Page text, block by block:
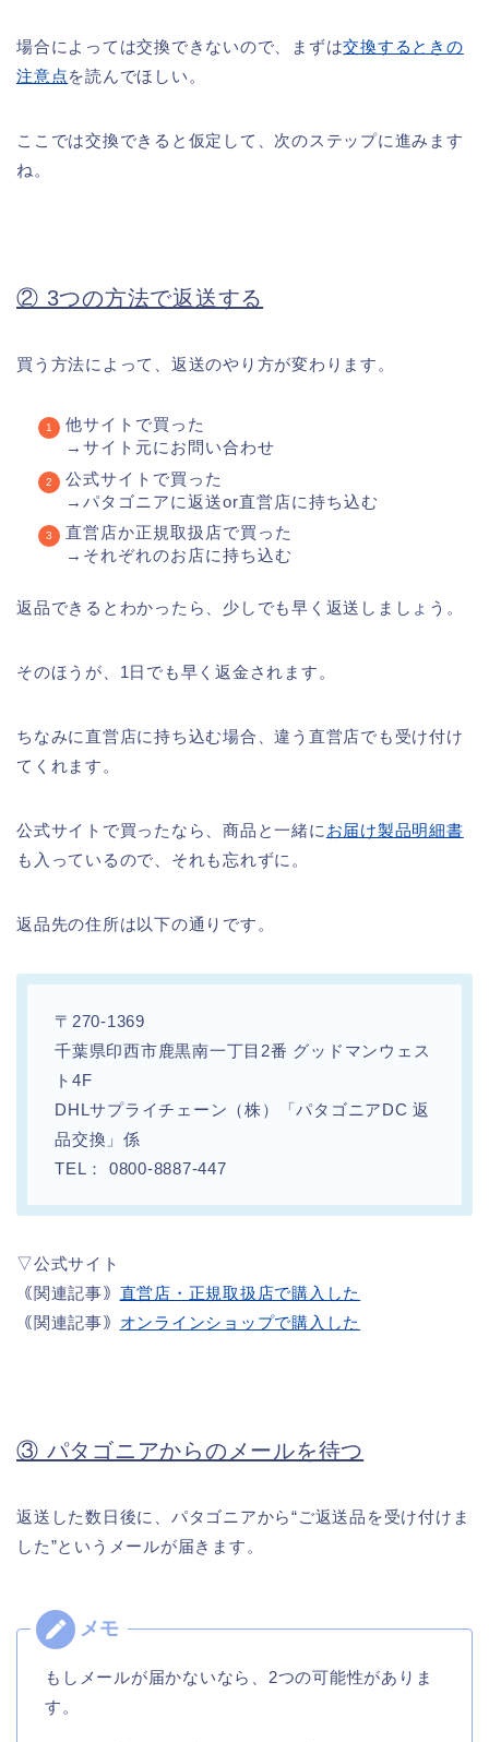
場合によっては交換できないので、まずは交換するときの
注意点を読んでほしい。
ここでは交換できると仮定して、次のステップに進みます
ね。
② 3つの方法で返送する
買う方法によって、返送のやり方が変わります。
他サイトで買った
→サイト元にお問い合わせ
公式サイトで買った
→パタゴニアに返送or直営店に持ち込む
直営店か正規取扱店で買った
→それぞれのお店に持ち込む
返品できるとわかったら、少しでも早く返送しましょう。
そのほうが、1日でも早く返金されます。
ちなみに直営店に持ち込む場合、違う直営店でも受け付け
てくれます。
公式サイトで買ったなら、商品と一緒に お届け製品明細書
も入っているので、それも忘れずに。
返品先の住所は以下の通りです。
〒270-1369
千葉県印西市鹿黒南一丁目2番 グッドマンウェス
ト4F
DHLサプライチェーン（株）「パタゴニアDC 返
品交換」係
TEL： 0800-8887-447
▽公式サイト
｟関連記事｠ 直営店・正規取扱店で購入した
｟関連記事｠ オンラインショップで購入した
③ パタゴニアからのメールを待つ
返送した数日後に、パタゴニアから“ご返送品を受け付けま
した”というメールが届きます。
もしメールが届かないなら、2つの可能性がありま
す。